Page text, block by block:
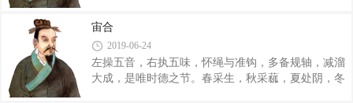
之以礼，和之以乐，期之以事，攻之以言，发之以
力，威之以诚。一举而上下得终，再举而民无不从
闻。今有士之君，皆处欲安，动欲威，战欲胜，守欲
固，大者欲王天下，小者欲霸诸侯。而不务得人，是
以小者兵挫而地削，大者身死而国亡，故曰：人不可
不务也。此天下之极也。 曰：然则得人之道，莫
如利之。利之之道，莫如教之以政，故善为政者，田
宙合
2019-06-24
左操五音，右执五味，怀绳与准钩，多备规轴，减溜
大成，是唯时德之节。春采生，秋采蓏，夏处阴，冬